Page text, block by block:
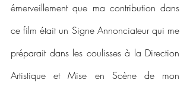
émerveillement que ma contribution dans
ce film était un Signe Annonciateur qui me
préparait dans les coulisses à la Direction
Artistique et Mise en Scène de mon